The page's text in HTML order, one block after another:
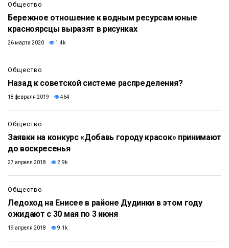
Общество
Бережное отношение к водным ресурсам юные
красноярсцы выразят в рисунках
26 марта 2020 1.4k
Общество
Назад к советской системе распределения?
18 февраля 2019 464
Общество
Заявки на конкурс «Добавь городу красок» принимают
до воскресенья
27 апреля 2018 2.9k
Общество
Ледоход на Енисее в районе Дудинки в этом году
ожидают с 30 мая по 3 июня
19 апреля 2018 9.1k